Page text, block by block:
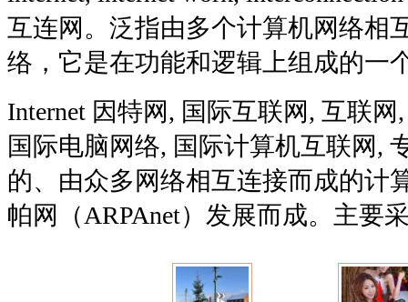
互连网。泛指由多个计算机网络相
络，它是在功能和逻辑上组成的一
Internet 因特网, 国际互联网, 互联
国际电脑网络, 国际计算机互联网,
的、由众多网络相互连接而成的计
帕网（ARPAnet）发展而成。主要